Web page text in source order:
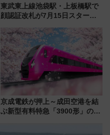
東武東上線池袋駅・上板橋駅で
顔認証改札が7月15日スター
でシームレスに
京成電鉄が押上～成田空港を結
ぶ新型有料特急「3900形」のコ